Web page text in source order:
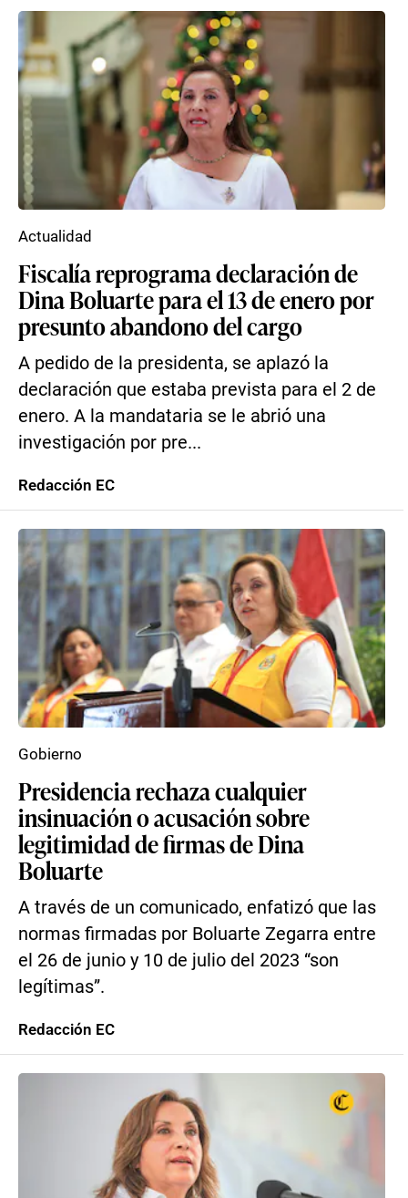
Fiscalía reprograma declaración de
Dina Boluarte para el 13 de enero por
presunto abandono del cargo
A pedido de la presidenta, se aplazó la
declaración que estaba prevista para el 2 de
enero. A la mandataria se le abrió una
investigación por pre...
Actualidad
Redacción EC
Presidencia rechaza cualquier
insinuación o acusación sobre
legitimidad de firmas de Dina
Boluarte
A través de un comunicado, enfatizó que las
normas firmadas por Boluarte Zegarra entre
el 26 de junio y 10 de julio del 2023 “son
legítimas”.
Gobierno
Redacción EC